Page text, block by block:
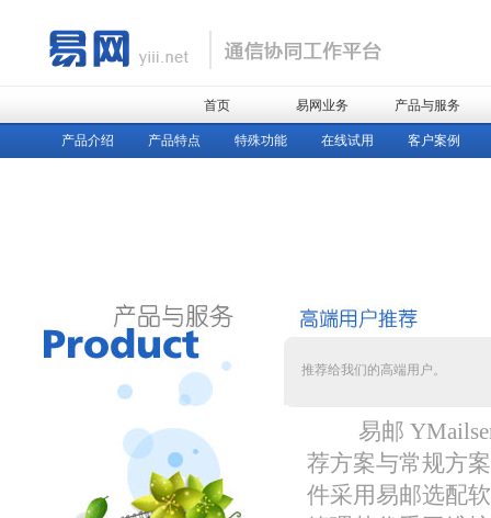
首页 易网业务 产品与服务
产品介绍 产品特点 特殊功能 在线试用 客户案例
推荐给我们的高端用户。
易邮
荐方案与常规方
件采用易邮选配